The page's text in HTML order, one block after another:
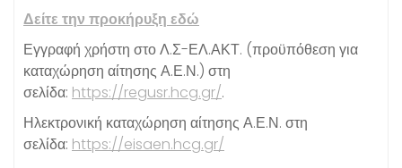
Δείτε την προκήρυξη εδώ
Εγγραφή χρήστη στο Λ.Σ-ΕΛ.ΑΚΤ. (προϋπόθεση για
καταχώρηση αίτησης Α.Ε.Ν.) στη
σελίδα: https://regusr.hcg.gr/.
Ηλεκτρονική καταχώρηση αίτησης Α.Ε.Ν. στη
σελίδα: https://eisaen.hcg.gr/